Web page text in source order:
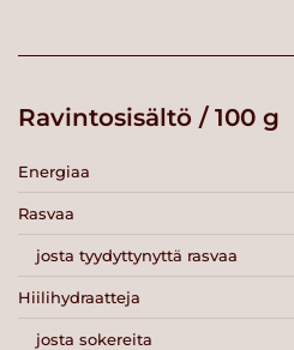
Ravintosisältö / 100 g
Energiaa
Rasvaa
josta tyydyttynyttä rasvaa
Hiilihydraatteja
josta sokereita